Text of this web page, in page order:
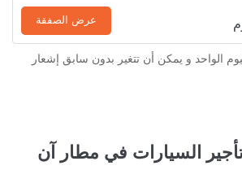
عرض الصفقة
الواحد و يمكن أن تتغير بدون سابق إشعار
السيارات في مطار آن